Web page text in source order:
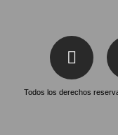
Todos los derechos